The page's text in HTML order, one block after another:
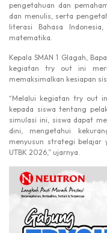
pengetahuan dan
dan menulis, serta
literasi Bahasa
matematika.
Kepala SMAN 1 Glagah,
kegiatan try out ini
memaksimalkan kesiapan
“Melalui kegiatan try out
kepada siswa tentang
simulasi ini, siswa dapat
dini, mengetahui
menyusun strategi belajar
UTBK 2026,” ujarnya.